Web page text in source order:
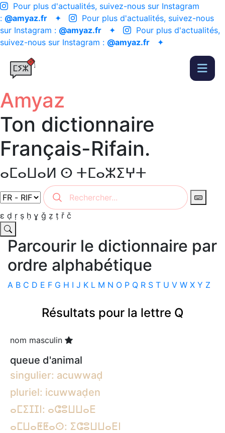
Pour plus d'actualités, suivez-nous sur Instagram
: @amyaz.fr ✦
Pour plus d'actualités, suivez-nous
sur Instagram : @amyaz.fr ✦
Pour plus d'actualités,
suivez-nous sur Instagram : @amyaz.fr ✦
Amyaz
Ton dictionnaire
Français-Rifain.
ⴰⵎⴰⵡⴰⵍ ⵙ ⵜⵎⴰⵣⵉⵖⵜ
ɛ ḍ ṛ ṣ ḥ ɣ ǧ ẓ ṭ ř č
Parcourir le dictionnaire par
ordre alphabétique
A B C D E F G H I J K L M N O P Q R S T U V W X Y Z
Résultats pour la lettre Q
nom masculin
queue d'animal
singulier: acuwwaḍ
pluriel: icuwwaḍen
ⴰⵎⵉⵊⵊⵏ: ⴰⵛⵓⵡⵡⴰⴹ
ⴰⵎⵡⴰⵟⵟⴰⵙ: ⵉⵛⵓⵡⵡⴰⴹⵏ